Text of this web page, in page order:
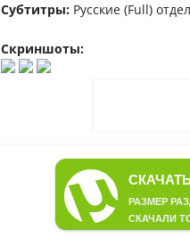
Субтитры: Русские (Full)
Скриншоты:
РАЗМЕР
СКАЧАЛИ